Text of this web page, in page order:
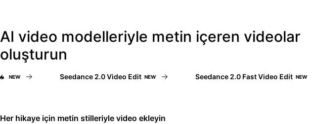
AI video modelleriyle metin içeren videolar
oluşturun
Seedance 2.0 Video Edit NEW Seedance 2.0 Fast Video Edit NEW
Her hikaye için metin stilleriyle video ekleyin